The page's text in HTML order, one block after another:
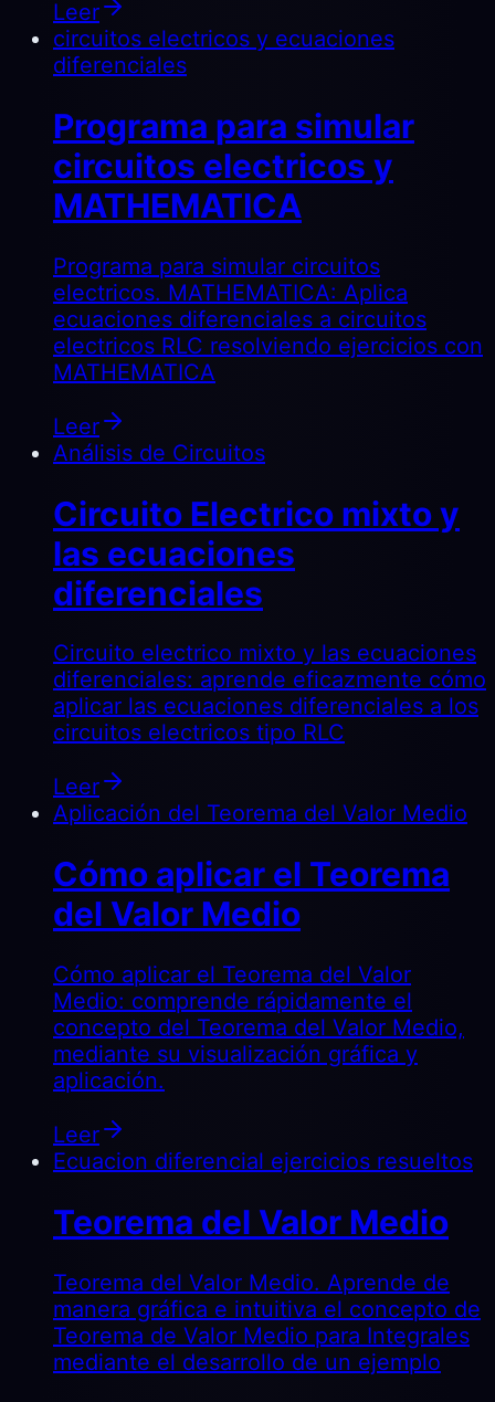
Leer
circuitos electricos y ecuaciones
diferenciales
Programa para simular
circuitos electricos y
MATHEMATICA
Programa para simular circuitos
electricos. MATHEMATICA: Aplica
ecuaciones diferenciales a circuitos
electricos RLC resolviendo ejercicios con
MATHEMATICA
Leer
Análisis de Circuitos
Circuito Electrico mixto y
las ecuaciones
diferenciales
Circuito electrico mixto y las ecuaciones
diferenciales: aprende eficazmente cómo
aplicar las ecuaciones diferenciales a los
circuitos electricos tipo RLC
Leer
Aplicación del Teorema del Valor Medio
Cómo aplicar el Teorema
del Valor Medio
Cómo aplicar el Teorema del Valor
Medio: comprende rápidamente el
concepto del Teorema del Valor Medio,
mediante su visualización gráfica y
aplicación.
Leer
Ecuacion diferencial ejercicios resueltos
Teorema del Valor Medio
Teorema del Valor Medio. Aprende de
manera gráfica e intuitiva el concepto de
Teorema de Valor Medio para Integrales
mediante el desarrollo de un ejemplo